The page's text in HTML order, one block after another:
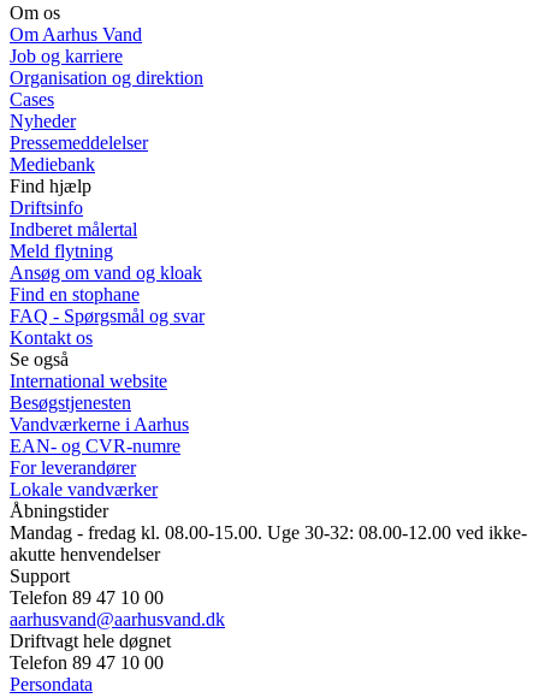
Om os
Om Aarhus Vand
Job og karriere
Organisation og direktion
Cases
Nyheder
Pressemeddelelser
Mediebank
Find hjælp
Driftsinfo
Indberet målertal
Meld flytning
Ansøg om vand og kloak
Find en stophane
FAQ - Spørgsmål og svar
Kontakt os
Se også
International website
Besøgstjenesten
Vandværkerne i Aarhus
EAN- og CVR-numre
For leverandører
Lokale vandværker
Åbningstider
Mandag - fredag kl. 08.00-15.00. Uge 30-32: 08.00-12.00 ved ikke-
akutte henvendelser
Support
Telefon 89 47 10 00
aarhusvand@aarhusvand.dk
Driftvagt hele døgnet
Telefon 89 47 10 00
Persondata